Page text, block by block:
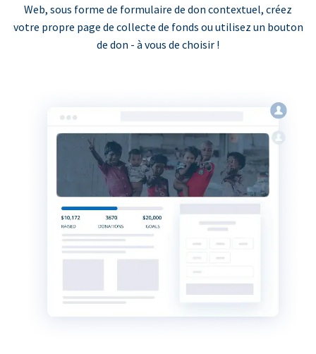
Web, sous forme de formulaire de don contextuel, créez
votre propre page de collecte de fonds ou utilisez un bouton
de don - à vous de choisir !